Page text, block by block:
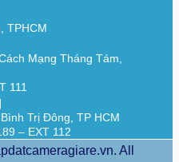
PCM
TCP/IP; IPv4; RTSP; UDP;
DNS; DDNS; P2P
TPHCM
Mạng Tháng Tám,
111
Trị Đông, TP HCM
– EXT 112
All